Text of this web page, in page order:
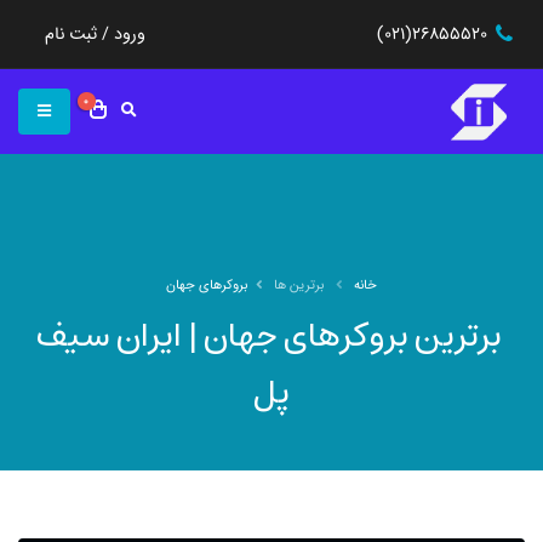
(021)26855520 ورود / ثبت نام
0
‌ برترین بروکرهای جهان | ایران سیف
پل
خانه برترین ها بروکرهای جهان